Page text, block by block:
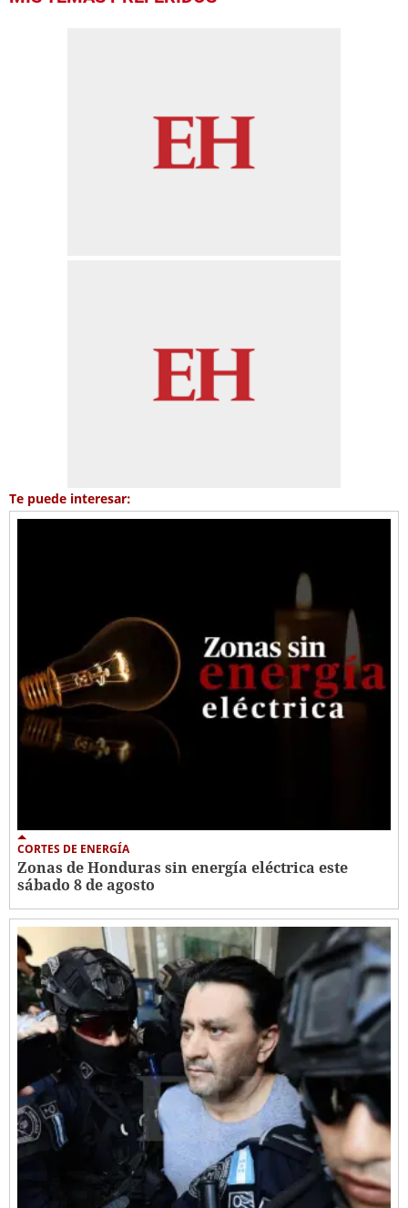
Te puede interesar:
CORTES DE ENERGÍA
Zonas de Honduras sin energía eléctrica este
sábado 8 de agosto